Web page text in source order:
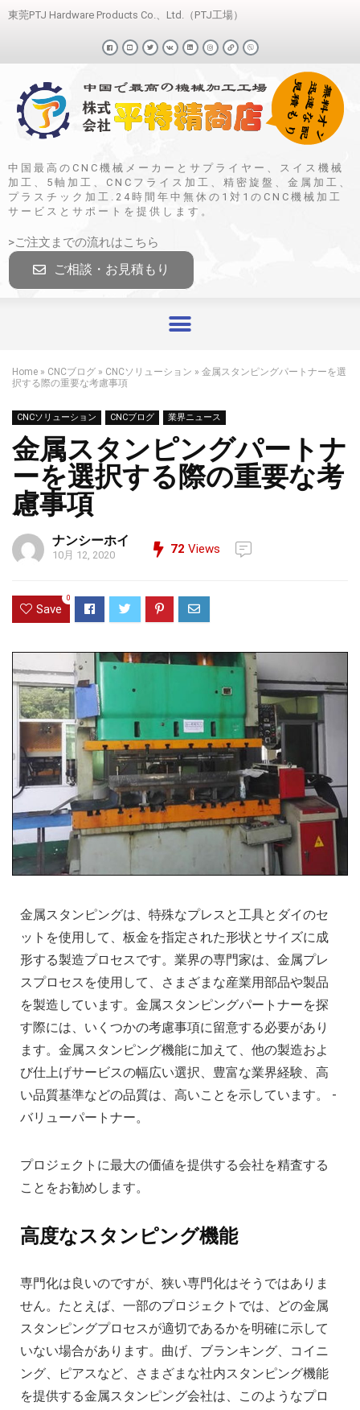
東莞PTJ Hardware Products Co.、Ltd.（PTJ工場）
中国最高のCNC機械メーカーとサプライヤー、スイス機械
加工、5軸加工、CNCフライス加工、精密旋盤、金属加工、
プラスチック加工.24時間年中無休の1対1のCNC機械加工
サービスとサポートを提供します。
>ご注文までの流れはこちら
ご相談・お見積もり
Home » CNCブログ » CNCソリューション » 金属スタンピングパートナーを選
択する際の重要な考慮事項
CNCソリューション CNCブログ 業界ニュース
金属スタンピングパートナ
ーを選択する際の重要な考
慮事項
ナンシーホイ
10月 12, 2020 72 Views
Save
0
金属スタンピングは、特殊なプレスと工具とダイのセ
ットを使用して、板金を指定された形状とサイズに成
形する製造プロセスです。業界の専門家は、金属プレ
スプロセスを使用して、さまざまな産業用部品や製品
を製造しています。金属スタンピングパートナーを探
す際には、いくつかの考慮事項に留意する必要があり
ます。金属スタンピング機能に加えて、他の製造およ
び仕上げサービスの幅広い選択、豊富な業界経験、高
い品質基準などの品質は、高いことを示しています。 -
バリューパートナー。
プロジェクトに最大の価値を提供する会社を精査する
ことをお勧めします。
高度なスタンピング機能
専門化は良いのですが、狭い専門化はそうではありま
せん。たとえば、一部のプロジェクトでは、どの金属
スタンピングプロセスが適切であるかを明確に示して
いない場合があります。曲げ、ブランキング、コイニ
ング、ピアスなど、さまざまな社内スタンピング機能
を提供する金属スタンピング会社は、このようなプロ